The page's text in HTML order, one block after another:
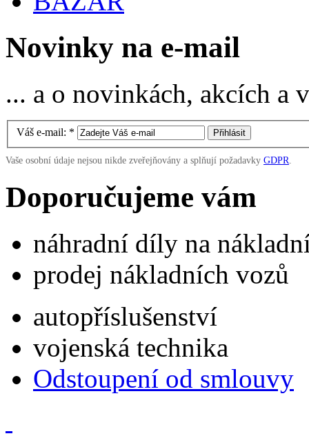
Novinky na e-mail
... a o novinkách, akcích
Váš e-mail: *
Vaše osobní údaje nejsou nikde zveřejňovány a splňují požadavky GDPR
Doporučujeme vám
náhradní díly na
prodej nákladních vozů
autopříslušenství
vojenská technika
Odstoupení od smlouvy